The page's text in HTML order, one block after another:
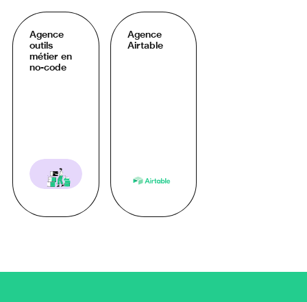
Agence
outils
métier en
no-code
Agence
Airtable